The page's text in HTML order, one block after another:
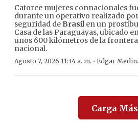
Catorce mujeres connacionales
durante un operativo realizado
seguridad de Brasilen un
Casa de las Paraguayas, ubicado
unos 600 kilómetros de la
nacional.
Agosto 7, 2026 11:34 a. m. · Edgar
Carga Más